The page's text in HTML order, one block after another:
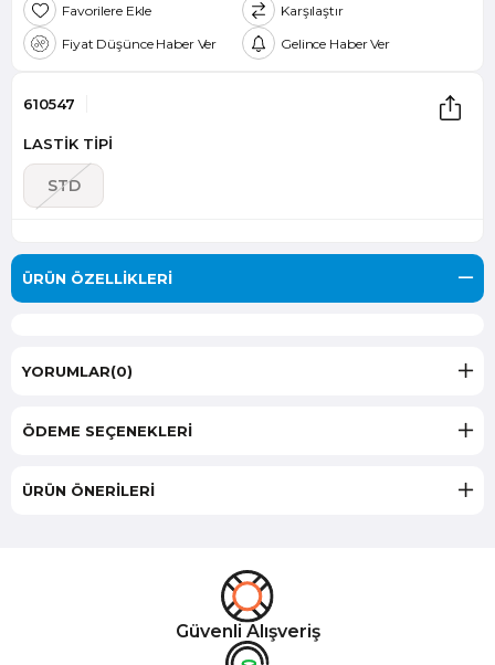
Favorilere Ekle
Karşılaştır
Fiyat Düşünce Haber Ver
Gelince Haber Ver
610547
LASTİK TİPİ
STD
ÜRÜN ÖZELLIKLERI
YORUMLAR(0)
ÖDEME SEÇENEKLERI
ÜRÜN ÖNERILERI
Güvenli Alışveriş